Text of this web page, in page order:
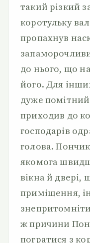
такий різкий
коротульку
пропахнув
до нього, що
його. Для
дуже
приходив до
господарів
голова.
якомога
вікна й двері,
приміщення,
ж причини
погратися з